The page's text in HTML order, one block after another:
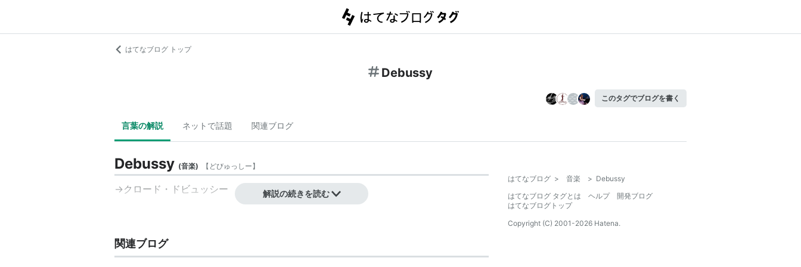
はてなブログ トップ
Debussy
このタグでブログを書く
言葉の解説 ネットで話題 関連ブログ
Debussy (音楽) 【 どびゅっしー】
→クロード・ドビュッシー Claude Debussy
解説の続きを読む
関連ブログ
はてなブログ > 音楽 > Debussy
はてなブログ タグとは
ヘルプ
開発ブログ
はてなブログトップ
Copyright (C) 2001-2026 Hatena.